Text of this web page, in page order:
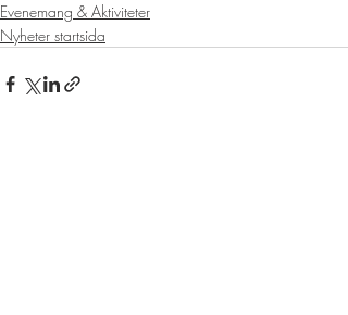
Evenemang & Aktiviteter
Nyheter startsida